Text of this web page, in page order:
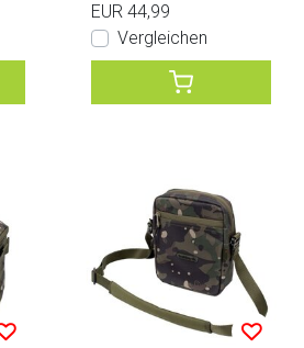
EUR 44,99
Vergleichen